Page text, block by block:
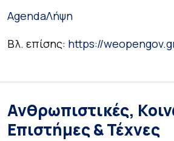
AgendaΛήψη
Βλ. επίσης: https://
Ανθρωπιστικές,
Επιστήμες & Τέχνες